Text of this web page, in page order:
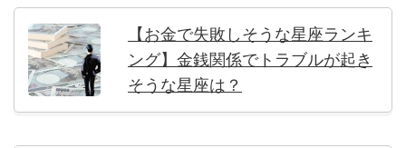
【お金で失敗しそうな星座ランキ
ング】金銭関係でトラブルが起き
そうな星座は？